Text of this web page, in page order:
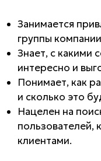
Занимается
группы
Знает, с
интересно и
Понимает, как
и сколько это
Нацелен на
пользователей,
клиентами.